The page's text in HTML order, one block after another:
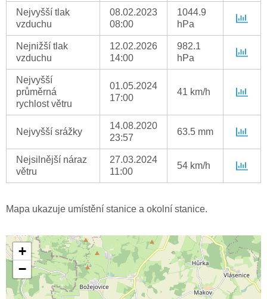
Nejvyšší tlak
vzduchu
08.02.2023
08:00
1044.9
hPa
Nejnižší tlak
vzduchu
12.02.2026
14:00
982.1
hPa
Nejvyšší
průměrná
rychlost větru
01.05.2024
17:00
41 km/h
Nejvyšší srážky
14.08.2020
23:57
63.5 mm
Nejsilnější náraz
větru
27.03.2024
11:00
54 km/h
Mapa ukazuje umístění stanice a okolní stanice.
+
−